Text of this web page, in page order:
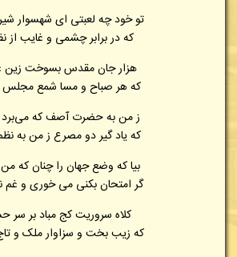
تو خود چه لعبتی ای شهسوار
که در برابر چشمی و غایب از
هزار جان مقدس بسوخت زین
که هر صباح و مسا شمع
ز من به حضرت آصف که می‌برد
که یاد گیر دو مصرع ز من به
بیا که وضع جهان را چنان که
گر امتحان بکنی می خوری و غم
کلاه سروریت کج مباد بر سر
که زیب بخت و سزاوار ملک و